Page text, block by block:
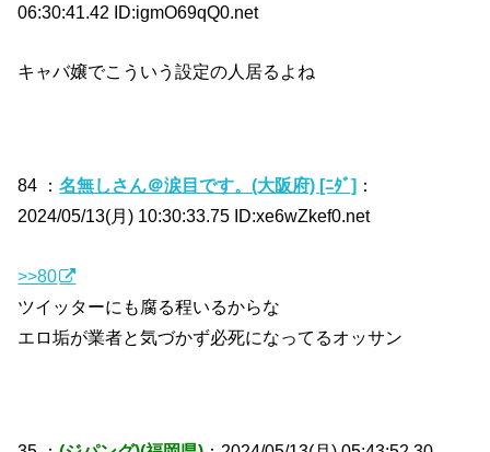
06:30:41.42 ID:igmO69qQ0.net
キャバ嬢でこういう設定の人居るよね
84 ：名無しさん＠涙目です。(大阪府) [ﾆﾀﾞ] ：
2024/05/13(月) 10:30:33.75 ID:xe6wZkef0.net
>>80
ツイッターにも腐る程いるからな
エロ垢が業者と気づかず必死になってるオッサン